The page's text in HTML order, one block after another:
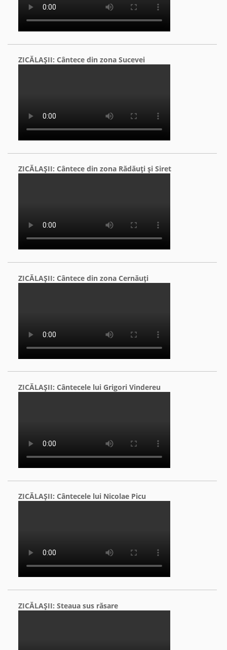
ZICĂLAŞII: Cântece din zona Sucevei
ZICĂLAŞII: Cântece din zona Rădăuţi şi Siret
ZICĂLAŞII: Cântece din zona Cernăuţi
ZICĂLAŞII: Cântecele lui Grigori Vindereu
ZICĂLAŞII: Cântecele lui Nicolae Picu
ZICĂLAŞII: Steaua sus răsare